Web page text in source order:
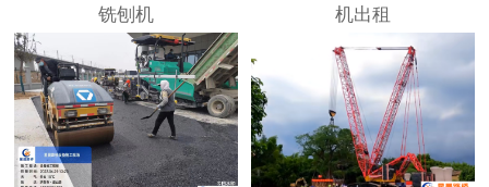
铣刨机
机出租